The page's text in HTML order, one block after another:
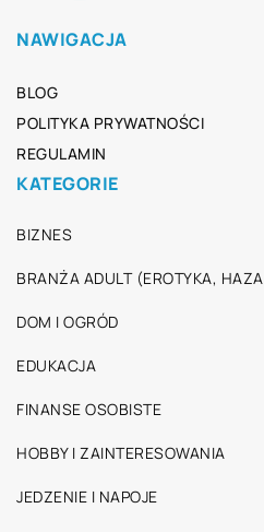
NAWIGACJA
BLOG
POLITYKA PRYWATNOŚCI
REGULAMIN
KATEGORIE
BIZNES
BRANŻA ADULT (EROTYKA,
DOM I OGRÓD
EDUKACJA
FINANSE OSOBISTE
HOBBY I ZAINTERESOWANIA
JEDZENIE I NAPOJE